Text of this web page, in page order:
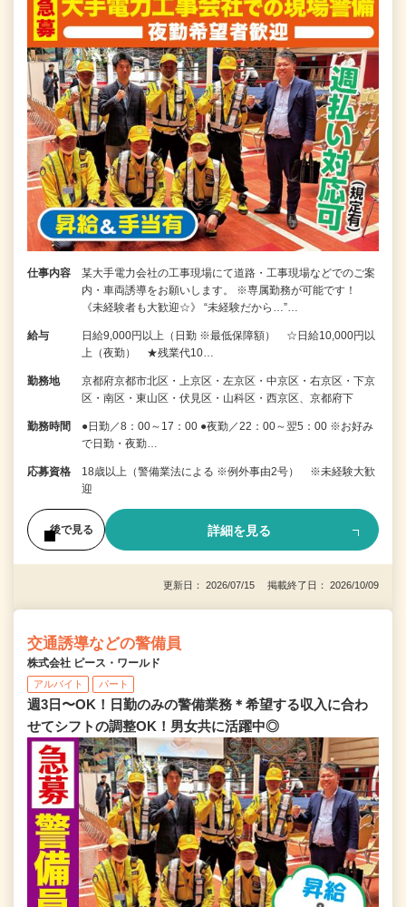
仕事内容
某大手電力会社の工事現場にて道路・工事現場などでのご案
内・車両誘導をお願いします。 ※専属勤務が可能です！
《未経験者も大歓迎☆》 “未経験だから…”…
給与
日給9,000円以上（日勤 ※最低保障額） ☆日給10,000円以
上（夜勤） ★残業代10…
勤務地
京都府京都市北区・上京区・左京区・中京区・右京区・下京
区・南区・東山区・伏見区・山科区・西京区、京都府下
勤務時間
●日勤／8：00～17：00 ●夜勤／22：00～翌5：00 ※お好み
で日勤・夜勤…
応募資格
18歳以上（警備業法による ※例外事由2号） ※未経験大歓
迎
後で見る 詳細を見る
更新日： 2026/07/15 掲載終了日： 2026/10/09
交通誘導などの警備員
株式会社 ピース・ワールド
アルバイト パート
週3日〜OK！日勤のみの警備業務＊希望する収入に合わ
せてシフトの調整OK！男女共に活躍中◎